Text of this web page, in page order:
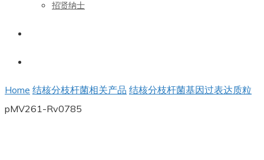
招贤纳士
Home 结核分枝杆菌相关产品 结核分枝杆菌基因过表达质粒
pMV261-Rv0785